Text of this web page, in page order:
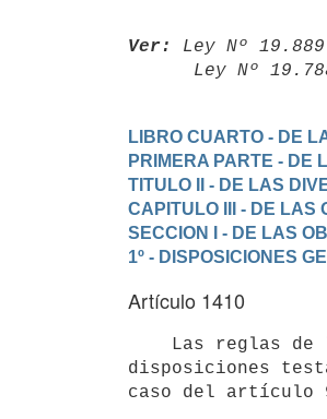
Ver: Ley Nº
Ley Nº
LIBRO CUARTO - DE
PRIMERA PARTE - DE
TITULO II - DE LAS
CAPITULO III - DE LAS
SECCION I - DE LAS
1º - DISPOSICIONES
Artículo 1410
disposiciones